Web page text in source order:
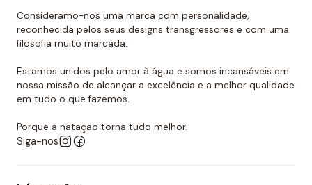
promover a sua resistência. É por todas essas razões
que podemos dizer que as toucas de polo aquático
Turbo são as mais resistentes do mercado.
Quer comprar um touca de polo
aquático?
Você já encontrou a loja onde pode comprar todos
os equipamentos necessários para o polo aquático,
Consideramo-nos uma marca com personalidade,
reconhecida pelos seus designs transgressores e com uma
filosofia muito marcada.
Estamos unidos pelo amor à água e somos incansáveis em
nossa missão de alcançar a excelência e a melhor qualidade
em tudo o que fazemos.
Porque a natação torna tudo melhor.
Siga-nos